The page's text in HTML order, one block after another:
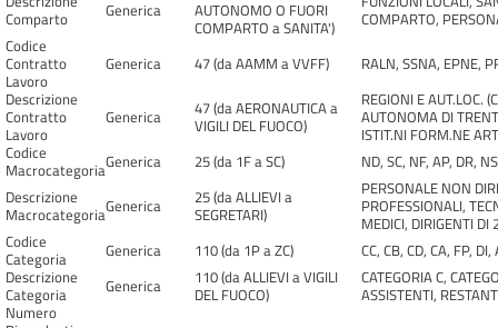
Comparto
Generica
AUTONOMO O FUORI
COMPARTO a SANITA')
COMPARTO,
Codice
Contratto
Lavoro
Generica 47 (da AAMM a VVFF)
RALN, SSNA, EPNE,
Descrizione
Contratto
Lavoro
Generica
47 (da AERONAUTICA a
VIGILI DEL FUOCO)
REGIONI E AUT.LOC.
AUTONOMA DI
ISTIT.NI FORM.NE
Codice
MacrocategoriaGenerica 25 (da 1F a SC)
ND, SC, NF, AP, DR,
Descrizione
MacrocategoriaGenerica
25 (da ALLIEVI a
SEGRETARI)
PERSONALE NON
PROFESSIONALI,
MEDICI, DIRIGENTI DI
Codice
Categoria
Generica 110 (da 1P a ZC)
CC, CB, CD, CA, FP, DI,
Descrizione
Categoria
Generica
110 (da ALLIEVI a VIGILI
DEL FUOCO)
CATEGORIA C,
ASSISTENTI,
Numero